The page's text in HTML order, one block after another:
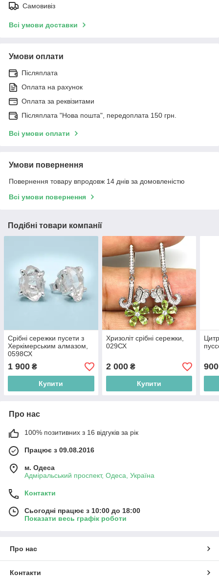
Самовивіз
Всі умови доставки
Умови оплати
Післяплата
Оплата на рахунок
Оплата за реквізитами
Післяплата "Нова пошта", передоплата 150 грн.
Всі умови оплати
Умови повернення
Повернення товару впродовж 14 днів за домовленістю
Всі умови повернення
Подібні товари компанії
Срібні сережки пусети з
Херкімерським алмазом,
0598СХ
1 900 ₴
Купити
Хризоліт срібні сережки,
029СХ
2 000₴
Купити
900
Про нас
100% позитивних з 16 відгуків за рік
Працює з 09.08.2016
м. Одеса
Адміральський проспект, Одеса, Україна
Контакти
Сьогодні працює з 10:00 до 18:00
Показати весь графік роботи
Про нас
Контакти